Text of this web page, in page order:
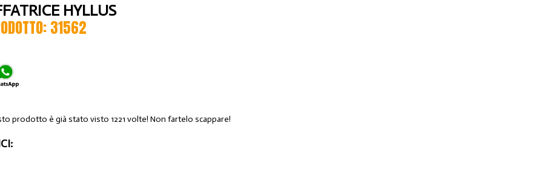
HYLLUS
31562
prodotto è già stato visto 1221 volte! Non fartelo scappare!